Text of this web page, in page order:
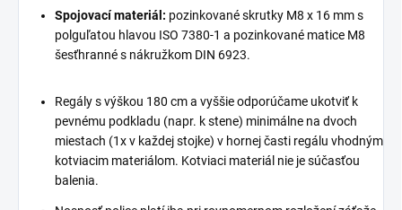
Spojovací materiál: pozinkované skrutky M8 x 16 mm s
polguľatou hlavou ISO 7380-1 a pozinkované matice M8
šesťhranné s nákružkom DIN 6923.
Regály s výškou 180 cm a vyššie odporúčame ukotviť k
pevnému podkladu (napr. k stene) minimálne na dvoch
miestach (1x v každej stojke) v hornej časti regálu vhodným
kotviacim materiálom. Kotviaci materiál nie je súčasťou
balenia.